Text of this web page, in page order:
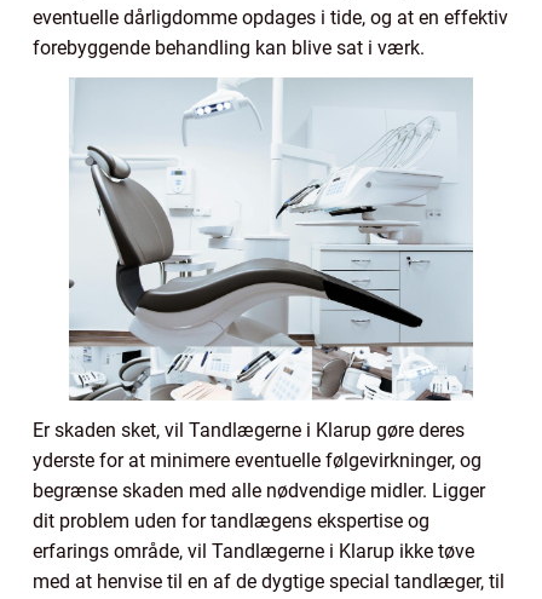
eventuelle dårligdomme opdages i tide, og at en effektiv
forebyggende behandling kan blive sat i værk.
Er skaden sket, vil Tandlægerne i Klarup gøre deres
yderste for at minimere eventuelle følgevirkninger, og
begrænse skaden med alle nødvendige midler. Ligger
dit problem uden for tandlægens ekspertise og
erfarings område, vil Tandlægerne i Klarup ikke tøve
med at henvise til en af de dygtige special tandlæger, til